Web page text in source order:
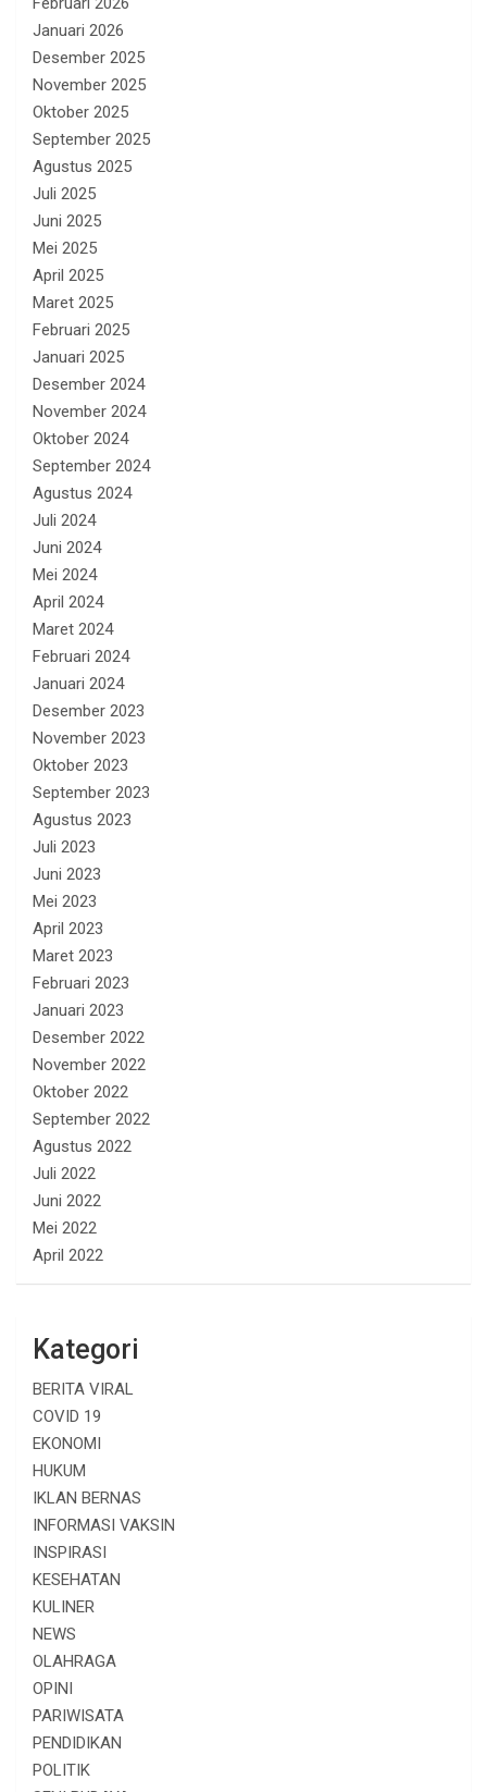
Januari 2026
Desember 2025
November 2025
Oktober 2025
September 2025
Agustus 2025
Juli 2025
Juni 2025
Mei 2025
April 2025
Maret 2025
Februari 2025
Januari 2025
Desember 2024
November 2024
Oktober 2024
September 2024
Agustus 2024
Juli 2024
Juni 2024
Mei 2024
April 2024
Maret 2024
Februari 2024
Januari 2024
Desember 2023
November 2023
Oktober 2023
September 2023
Agustus 2023
Juli 2023
Juni 2023
Mei 2023
April 2023
Maret 2023
Februari 2023
Januari 2023
Desember 2022
November 2022
Oktober 2022
September 2022
Agustus 2022
Juli 2022
Juni 2022
Mei 2022
April 2022
Kategori
BERITA VIRAL
COVID 19
EKONOMI
HUKUM
IKLAN BERNAS
INFORMASI VAKSIN
INSPIRASI
KESEHATAN
KULINER
NEWS
OLAHRAGA
OPINI
PARIWISATA
PENDIDIKAN
POLITIK